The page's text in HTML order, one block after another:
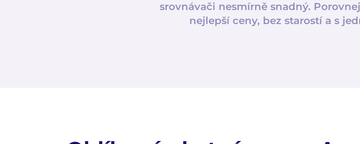
srovnávači nesmírně snadný.
nejlepší ceny, bez starostí a s